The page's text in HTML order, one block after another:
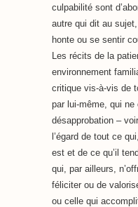
culpabilité sont
autre qui dit au
honte ou se sentir
Les récits de la
environnement
critique vis-à-vis de
par lui-même, qui
désapprobation –
l’égard de tout ce
est et de ce qu’il
qui, par ailleurs,
féliciter ou de
ou celle qui